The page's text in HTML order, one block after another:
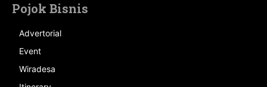
Pojok Bisnis
Advertorial
Event
Wiradesa